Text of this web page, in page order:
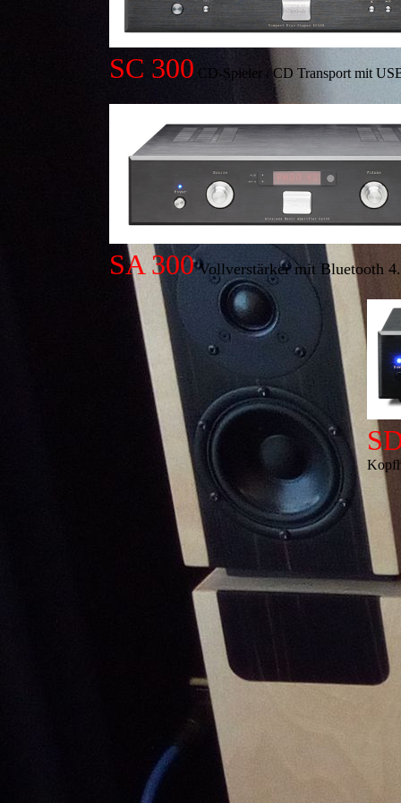
SC 300 CD-Spieler / CD Transport mit
SA 300 Vollverstärker mit Bluetooth